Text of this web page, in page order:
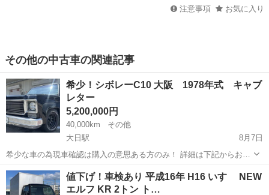
注意事項 お気に入り
その他の中古車の関連記事
希少！シボレーC10 大阪 1978年式 キャブ
レター
5,200,000円
40,000km
その他
大日駅
8月7日
希少な車の為現車確認は購入の意思ある方のみ！ 詳細は下記からお願
いします https://www.goo-
net.com/usedcar/spread/goo/16/700070493130260801001.html ...
大阪 門真市 大日駅 その他 キャブレター
値下げ！車検あり 平成16年 H16 いすゞ NEW
エルフ KR 2トン ト…